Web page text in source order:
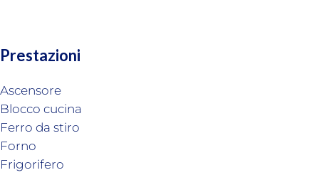
Prestazioni
Ascensore
Blocco cucina
Ferro da stiro
Forno
Frigorifero